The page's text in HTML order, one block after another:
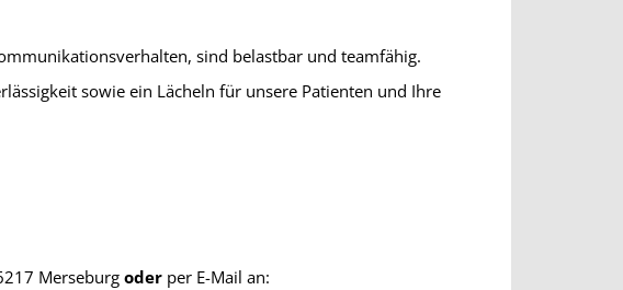
sind belastbar und teamfähig.
sowie ein Lächeln für unsere Patienten und Ihre
Merseburgoder per E-Mail an: